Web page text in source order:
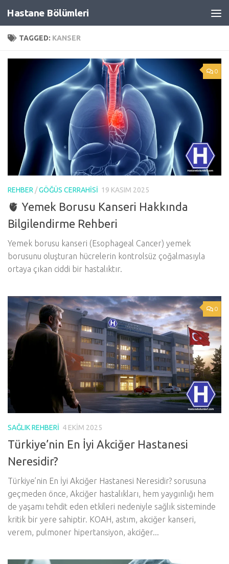
Skip to content
Hastane Bölümleri
TAGGED: KANSER
0
REHBER /GÖĞÜS CERRAHISI 19 KASIM 2025
🫀 Yemek Borusu Kanseri Hakkında
Bilgilendirme Rehberi
Yemek borusu kanseri (Esophageal Cancer) yemek
borusunu oluşturan hücrelerin kontrolsüz çoğalmasıyla
ortaya çıkan ciddi bir hastalıktır.
0
SAĞLIK REHBERI 4 EKIM 2025
Türkiye’nin En İyi Akciğer Hastanesi
Neresidir?
Türkiye’nin En İyi Akciğer Hastanesi Neresidir? sorusuna
geçmeden önce, Akciğer hastalıkları, hem yaygınlığı hem
de yaşamı tehdit eden etkileri nedeniyle sağlık sisteminde
kritik bir yere sahiptir. KOAH, astım, akciğer kanseri,
verem, pulmoner hipertansiyon, akciğer...